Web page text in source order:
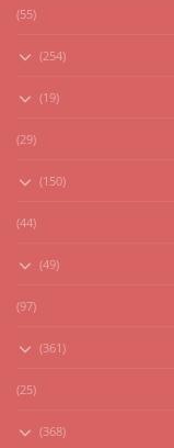
(55)
(254)
(19)
(29)
(150)
(44)
(49)
(97)
(361)
(25)
(368)